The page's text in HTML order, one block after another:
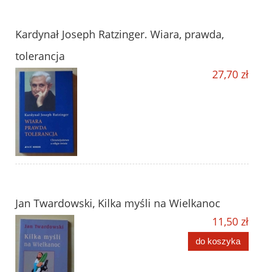
Kardynał Joseph Ratzinger. Wiara, prawda,
tolerancja
27,70 zł
Jan Twardowski, Kilka myśli na Wielkanoc
11,50 zł
do koszyka